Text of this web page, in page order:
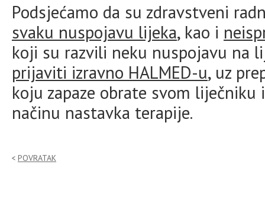
Podsjećamo da su zdravstveni
svaku nuspojavu lijeka, kao i
koji su razvili neku nuspojavu na
prijaviti izravno HALMED-u, uz
koju zapaze obrate svom
načinu nastavka terapije.
POVRATAK